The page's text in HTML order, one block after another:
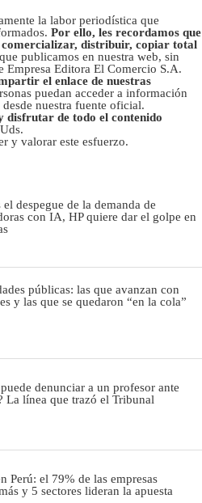
la labor periodística que
Por ello, les recordamos que
distribuir, copiar total
que publicamos en nuestra web, sin
Empresa Editora El Comercio S.A.
el enlace de nuestras
puedan acceder a información
nuestra fuente oficial.
disfrutar de todo el contenido
y valorar este esfuerzo.
el despegue de la demanda de
con IA, HP quiere dar el golpe en
públicas: las que avanzan con
y las que se quedaron “en la cola”
puede denunciar a un profesor ante
La línea que trazó el Tribunal
Perú: el 79% de las empresas
y 5 sectores lideran la apuesta